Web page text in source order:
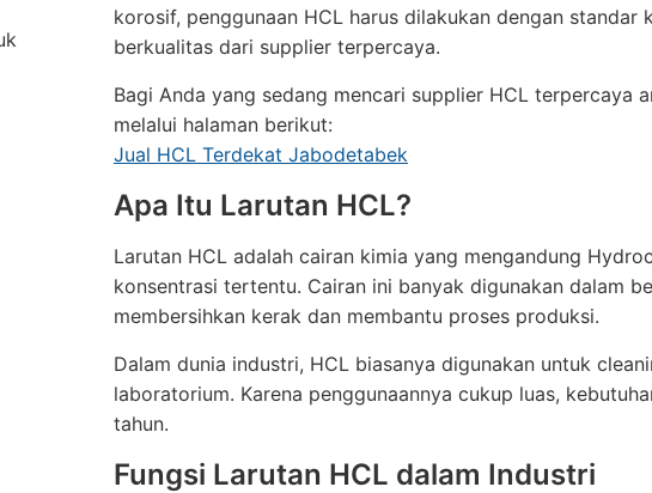
korosif, penggunaan HCL harus dilakukan dengan
berkualitas dari supplier terpercaya.
Bagi Anda yang sedang mencari supplier HCL
melalui halaman berikut:
Jual HCL Terdekat Jabodetabek
Apa Itu Larutan HCL?
Larutan HCL adalah cairan kimia yang mengandung
konsentrasi tertentu. Cairan ini banyak digunakan dalam
membersihkan kerak dan membantu proses produksi.
Dalam dunia industri, HCL biasanya digunakan untuk
laboratorium. Karena penggunaannya cukup luas,
tahun.
Fungsi Larutan HCL dalam Industri